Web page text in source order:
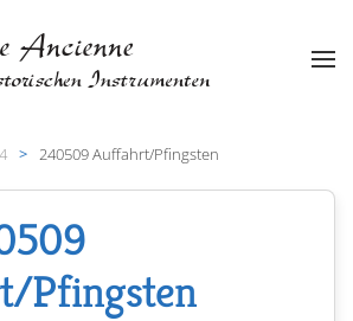
springen
240509 Auffahrt/Pfingsten
Pfingsten